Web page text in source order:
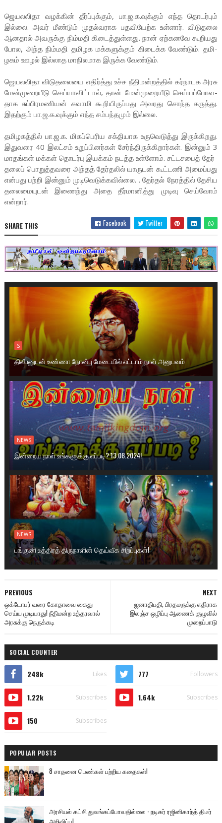
ஜெய­ல­லிதா வழக்கின் தீர்ப்­புக்கும், பா.ஜ.க.வுக்கும் எந்த தொடர்பும்
இல்லை. அவர் மீண்டும் முதல்­வ­ராக பத­வி­யேற்க உள்ளார். விடு­தலை
ஆனதால் அவ­ருக்கு நிம்­மதி கிடைத்­துள்­ளது. நான் ஏற்­க­னவே கூறி­யது
போல, அந்த நிம்­மதி தமி­ழக மக்­க­ளுக்கும் கிடைக்க வேண்டும். தமி­
ழகம் ஊழல் இல்­லாத மாநி­ல­மாக இருக்க வேண்டும்.
ஜெய­ல­லிதா விடு­த­லையை எதிர்த்து உச்ச நீதி­மன்­றத்தில் கர்­நா­டக அரசு
மேன்­மு­றை­யீடு செய்­யா­விட்டால், தான் மேன்­மு­றை­யீடு செய்­யப்­போ­வ­
தாக சுப்­பி­ர­ம­ணியன் சுவாமி கூறி­யி­ருப்­பது அவ­ரது சொந்த கருத்து.
இதற்கும் பா.ஜ.க.வுக்கும் எந்த சம்­பந்­தமும் இல்லை.
தமி­ழ­கத்தில் பா.ஜ.க. மிகப்­பெ­ரிய சக்­தி­யாக உரு­வெ­டுத்து இருக்­கி­றது.
இது­வரை 40 இலட்சம் உறுப்­பி­னர்கள் சேர்ந்­தி­ருக்­கி­றார்கள். இன்னும் 3
மாதங்கள் மக்கள் தொடர்பு இயக்கம் நடத்த உள்ளோம். சட்­ட­சபைத் தேர்­
தலைப் பொறுத்­த­வரை அந்தத் தேர்­தலில் யாருடன் கூட்டணி அமைப்பது
என்பது பற்றி இன்னும் முடிவெடுக்கவில்லை. . தேர்தல் நேரத்தில் தேசிய
தலைமையுடன் இணைந்து அதை தீர்மானித்து முடிவு செய்வோம்
என்றார்.
SHARE THIS Facebook Twitter
S
திலீபனுடன் உண்ணா நோன்பு மேடையில் எட்டாம் நாள் அனுபவம்
NEWS
இன்றைய நாள் உங்களுக்கு எப்படி? 13.08.2024!
NEWS
பங்குனி உத்திரத் திருநாளின் தெய்வீக சிறப்புகள்!
NEXT
ஜனா­தி­பதி, பிர­த­ம­ருக்கு எதி­ராக
இலஞ்ச ஒழிப்பு ஆணைக் குழுவில்
முறைப்­பாடு
PREVIOUS
ஒக்டோபர் வரை கோதாவை கைது
செய்ய முடியாது! நீதிமன்ற உத்தரவால்
அரசுக்கு நெருக்கடி
SOCIAL COUNTER
248k Likes 777 Followers
1.22k Subscribes 1.64k Subscribes
150 Subscribes
POPULAR POSTS
8 சாதனை பெண்கள் பற்றிய கதைகள்!
அரசியல் கட்சி துவங்கப்போவதில்லை - நடிகர் ரஜினிகாந்த் திடீர்